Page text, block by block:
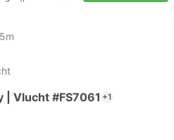
| Vlucht #FS7061 +1